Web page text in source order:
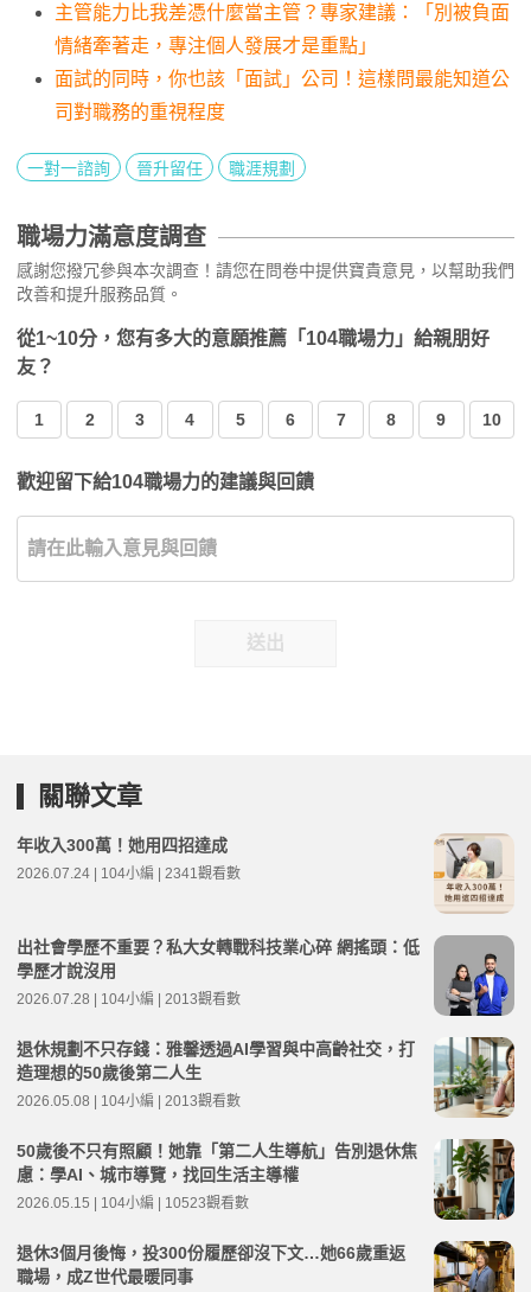
主管能力比我差憑什麼當主管？專家建議：「別被負面
情緒牽著走，專注個人發展才是重點」
面試的同時，你也該「面試」公司！這樣問最能知道公
司對職務的重視程度
一對一諮詢 晉升留任 職涯規劃
職場力滿意度調查
感謝您撥冗參與本次調查！請您在問卷中提供寶貴意見，以幫助我們
改善和提升服務品質。
從1~10分，您有多大的意願推薦「104職場力」給親朋好
友？
1 2 3 4 5 6 7 8 9 10
歡迎留下給104職場力的建議與回饋
送出
關聯文章
年收入300萬！她用四招達成
2026.07.24 | 104小編 | 2341觀看數
出社會學歷不重要？私大女轉戰科技業心碎 網搖頭：低
學歷才說沒用
2026.07.28 | 104小編 | 2013觀看數
退休規劃不只存錢：雅馨透過AI學習與中高齡社交，打
造理想的50歲後第二人生
2026.05.08 | 104小編 | 2013觀看數
50歲後不只有照顧！她靠「第二人生導航」告別退休焦
慮：學AI、城市導覽，找回生活主導權
2026.05.15 | 104小編 | 10523觀看數
退休3個月後悔，投300份履歷卻沒下文…她66歲重返
職場，成Z世代最暖同事